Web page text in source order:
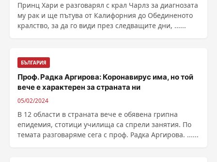
Принц Хари е разговарял с крал Чарлз за диагнозата
му рак и ще пътува от Калифорния до Обединеното
кралство, за да го види през следващите дни, ......
БЪЛГАРИЯ
Проф. Радка Аргирова: Коронавирус има, но той
вече е характерен за страната ни
05/02/2024
В 12 области в страната вече е обявена грипна
епидемия, стотици училища са спрели занятия. По
темата разговаряме сега с проф. Радка Аргирова. ......